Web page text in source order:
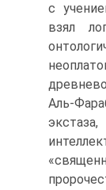
с
взял
Аль-